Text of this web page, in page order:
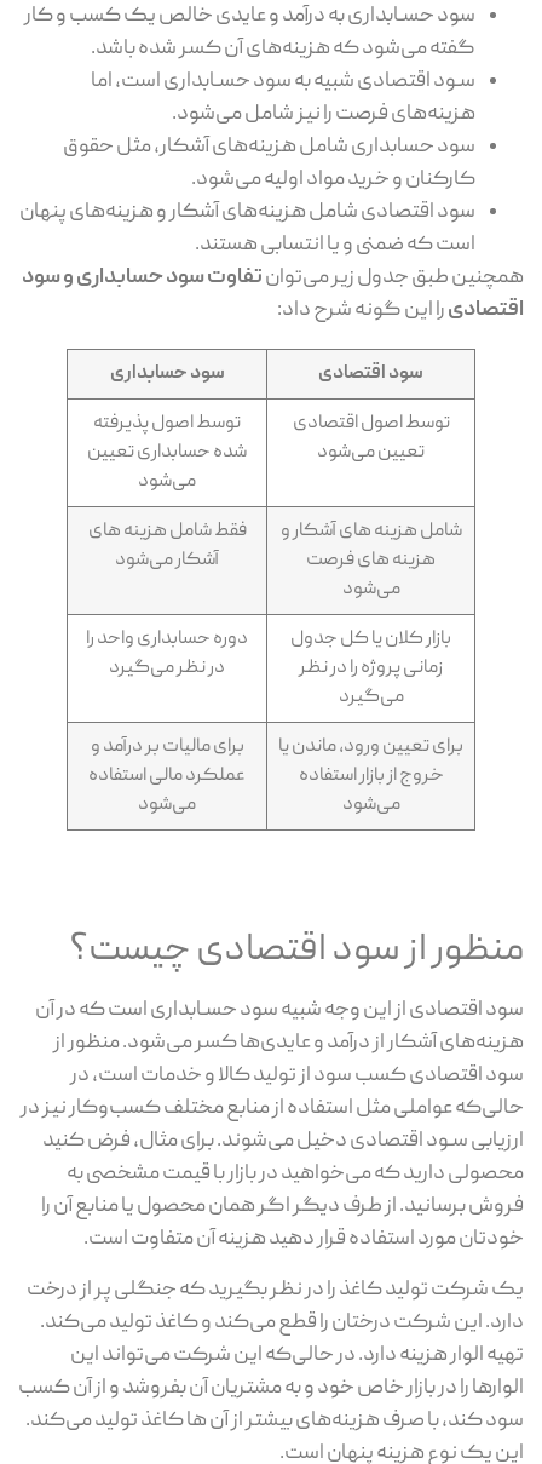
سود حسـابداری به درآمد و عایدی خالص یک کسب و کار
گفته می‌شود که هزینه‌های آن کسر شده باشد.
سـود اقتصادی شبیه به سود حسـابداری است، اما
هزینه‌های فرصت را نیز شامل می‌شود.
سود حسابداری شامل هزینه‌های آشکار، مثل حقوق
کارکنان و خرید مواد اولیه می‌شود.
سود اقتصادی شامل هزینه‌های آشکار و هزینه‌های پنهان
است که ضمنی و یا انتسابی هستند.
همچنین طبق جدول زیر می‌توانتفاوت سود حسابداری و سود
اقتصادیرا این گونه شرح داد:
سود اقتصادی
سود حسابداری
توسط اصول اقتصادی
تعیین می‌شود
توسط اصول پذیرفته
شده حسابداری تعیین
می‌شود
شامل هزینه های آشکار و
هزینه های فرصت
می‌شود
فقط شامل هزینه های
آشکار می‌شود
بازار کلان یا کل جدول
زمانی پروژه را در نظر
می‌گیرد
دوره حسابداری واحد را
در نظر می‌گیرد
برای تعیین ورود، ماندن یا
خروج از بازار استفاده
می‌شود
برای مالیات بر درآمد و
عملکرد مالی استفاده
می‌شود
منظور از سود اقتصادی چیست؟
سود اقتصادی از این وجه شبیه سود حسـابداری است که در آن
هزینه‌های آشکار از درآمد و عایدی‌ها کسر می‌شود. منظور از
سود اقتصادی کسب سود از تولید کالا و خدمات است، در
حالی‌که عواملی مثل استفاده از منابع مختلف کسب‌و‌کار نیز در
ارزیابی سـود اقتصادی دخیل می‌شوند. برای مثال، فرض کنید
محصولی دارید که می‌خواهید در بازار با قیمت مشخصی به
فروش برسانید. از طرف دیگر اگر همان محصول یا منابع آن را
خودتان مورد استفاده قرار دهید هزینه آن متفاوت است.
یک شرکت تولید کاغذ را در نظر بگیرید که جنگلی پر از درخت
دارد. این شرکت درختان را قطع می‌کند و کاغذ تولید می‌کند.
تهیه الوار هزینه دارد. در حالی‌که این شرکت می‌تواند این
الوارها را در بازار خاص خود و به مشتریان آن بفروشد و از آن کسب
سود کند، با صرف هزینه‌های بیشتر از آن ها کاغذ تولید می‌کند.
این یک نوع هزینه پنهان است.